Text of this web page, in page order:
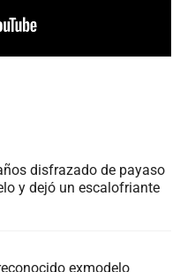
disfrazado de payaso
y dejó un escalofriante
exmodelo